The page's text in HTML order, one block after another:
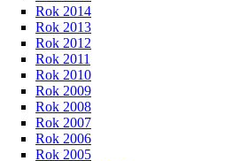
Rok 2014
Rok 2013
Rok 2012
Rok 2011
Rok 2010
Rok 2009
Rok 2008
Rok 2007
Rok 2006
Rok 2005